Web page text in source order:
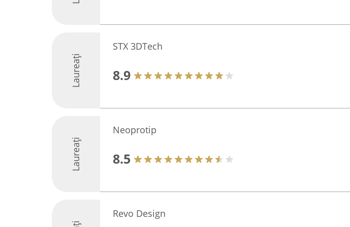
Laureați
STX 3DTech
8.9
Laureați
Neoprotip
8.5
Revo Design